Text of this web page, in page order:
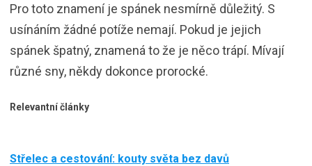
Pro toto znamení je spánek nesmírně důležitý. S
usínáním žádné potíže nemají. Pokud je jejich
spánek špatný, znamená to že je něco trápí. Mívají
různé sny, někdy dokonce prorocké.
Relevantní články
Střelec a cestování: kouty světa bez davů